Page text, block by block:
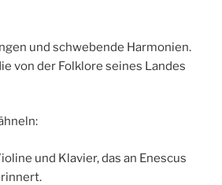
und schwebende Harmonien.
von der Folklore seines Landes
und Klavier, das an Enescus